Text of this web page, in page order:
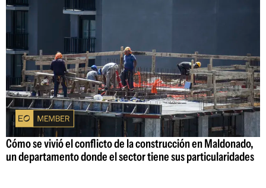
Cómo se vivió el conflicto de la construcción en Maldonado,
un departamento donde el sector tiene sus particularidades